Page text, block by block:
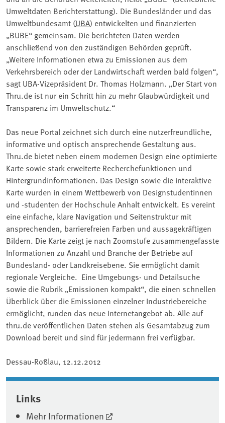
Umweltdaten Berichterstattung). Die Bundesländer und das
Umweltbundesamt (UBA) entwickelten und finanzierten
„BUBE“ gemeinsam. Die berichteten Daten werden
anschließend von den zuständigen Behörden geprüft.
„Weitere Informationen etwa zu Emissionen aus dem
Verkehrsbereich oder der Landwirtschaft werden bald folgen“,
sagt UBA-Vizepräsident Dr. Thomas Holzmann. „Der Start von
Thru.de ist nur ein Schritt hin zu mehr Glaubwürdigkeit und
Transparenz im Umweltschutz.“
Das neue Portal zeichnet sich durch eine nutzerfreundliche,
informative und optisch ansprechende Gestaltung aus.
Thru.de bietet neben einem modernen Design eine optimierte
Karte sowie stark erweiterte Recherchefunktionen und
Hintergrundinformationen. Das Design sowie die interaktive
Karte wurden in einem Wettbewerb von Designstudentinnen
und -studenten der Hochschule Anhalt entwickelt. Es vereint
eine einfache, klare Navigation und Seitenstruktur mit
ansprechenden, barrierefreien Farben und aussagekräftigen
Bildern. Die Karte zeigt je nach Zoomstufe zusammengefasste
Informationen zu Anzahl und Branche der Betriebe auf
Bundesland- oder Landkreisebene. Sie ermöglicht damit
regionale Vergleiche. Eine Umgebungs- und Detailsuche
sowie die Rubrik „Emissionen kompakt“, die einen schnellen
Überblick über die Emissionen einzelner Industriebereiche
ermöglicht, runden das neue Internetangebot ab. Alle auf
thru.de veröffentlichen Daten stehen als Gesamtabzug zum
Download bereit und sind für jedermann frei verfügbar.
Dessau-Roßlau, 12.12.2012
Associated content
Links
Mehr Informationen